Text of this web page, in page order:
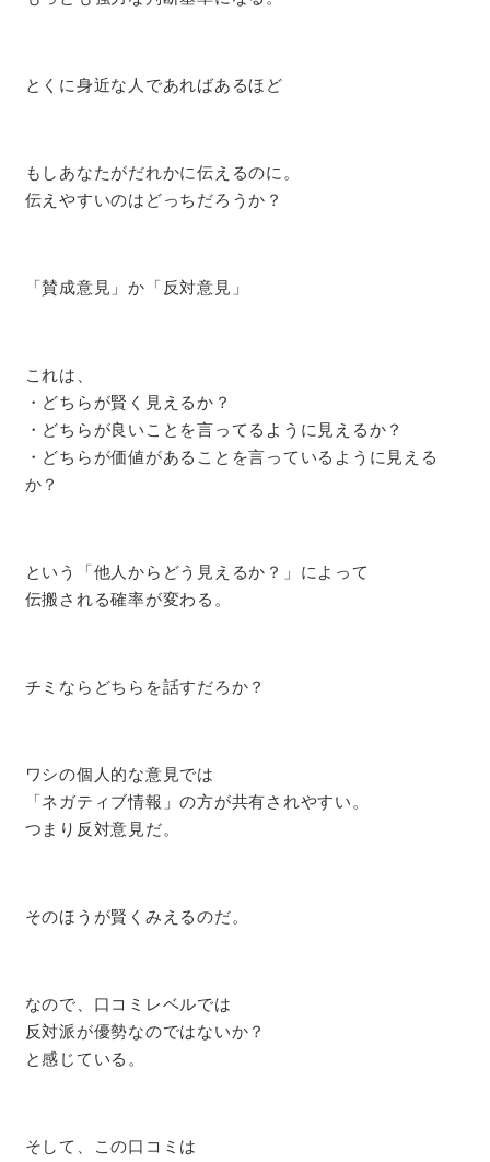
とくに身近な人であればあるほど
もしあなたがだれかに伝えるのに。
伝えやすいのはどっちだろうか？
「賛成意見」か「反対意見」
これは、
・どちらが賢く見えるか？
・どちらが良いことを言ってるように見えるか？
・どちらが価値があることを言っているように見える
か？
という「他人からどう見えるか？」によって
伝搬される確率が変わる。
チミならどちらを話すだろか？
ワシの個人的な意見では
「ネガティブ情報」の方が共有されやすい。
つまり反対意見だ。
そのほうが賢くみえるのだ。
なので、口コミレベルでは
反対派が優勢なのではないか？
と感じている。
そして、この口コミは